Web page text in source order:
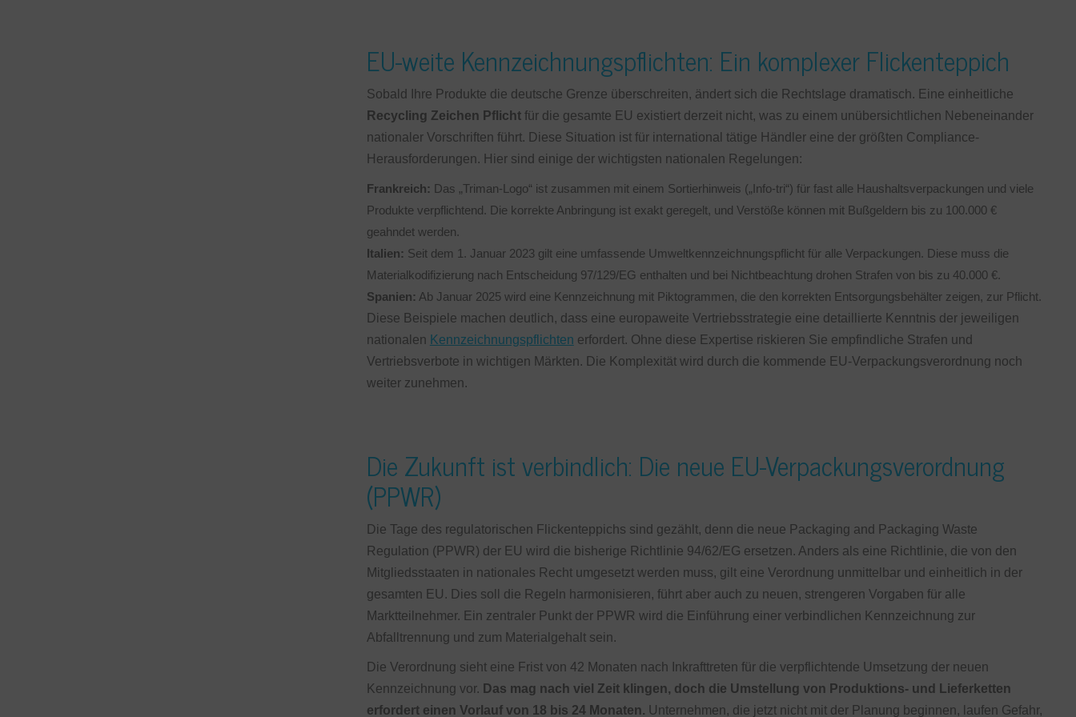
EU-weite Kennzeichnungspflichten: Ein komplexer Flickenteppich
Sobald Ihre Produkte die deutsche Grenze überschreiten, ändert sich die Rechtslage dramatisch. Eine einheitliche
Recycling Zeichen Pflichtfür die gesamte EU existiert derzeit nicht, was zu einem unübersichtlichen Nebeneinander
nationaler Vorschriften führt. Diese Situation ist für international tätige Händler eine der größten Compliance-
Herausforderungen. Hier sind einige der wichtigsten nationalen Regelungen:
Frankreich: Das „Triman-Logo“ ist zusammen mit einem Sortierhinweis („Info-tri“) für fast alle Haushaltsverpackungen und viele
Produkte verpflichtend. Die korrekte Anbringung ist exakt geregelt, und Verstöße können mit Bußgeldern bis zu 100.000 €
geahndet werden.
Italien: Seit dem 1. Januar 2023 gilt eine umfassende Umweltkennzeichnungspflicht für alle Verpackungen. Diese muss die
Materialkodifizierung nach Entscheidung 97/129/EG enthalten und bei Nichtbeachtung drohen Strafen von bis zu 40.000 €.
Spanien: Ab Januar 2025 wird eine Kennzeichnung mit Piktogrammen, die den korrekten Entsorgungsbehälter zeigen, zur Pflicht.
Diese Beispiele machen deutlich, dass eine europaweite Vertriebsstrategie eine detaillierte Kenntnis der jeweiligen
nationalen Kennzeichnungspflichten erfordert. Ohne diese Expertise riskieren Sie empfindliche Strafen und
Vertriebsverbote in wichtigen Märkten. Die Komplexität wird durch die kommende EU-Verpackungsverordnung noch
weiter zunehmen.
Die Zukunft ist verbindlich: Die neue EU-Verpackungsverordnung
(PPWR)
Die Tage des regulatorischen Flickenteppichs sind gezählt, denn die neue Packaging and Packaging Waste
Regulation (PPWR) der EU wird die bisherige Richtlinie 94/62/EG ersetzen. Anders als eine Richtlinie, die von den
Mitgliedsstaaten in nationales Recht umgesetzt werden muss, gilt eine Verordnung unmittelbar und einheitlich in der
gesamten EU. Dies soll die Regeln harmonisieren, führt aber auch zu neuen, strengeren Vorgaben für alle
Marktteilnehmer. Ein zentraler Punkt der PPWR wird die Einführung einer verbindlichen Kennzeichnung zur
Abfalltrennung und zum Materialgehalt sein.
Die Verordnung sieht eine Frist von 42 Monaten nach Inkrafttreten für die verpflichtende Umsetzung der neuen
Kennzeichnung vor. Das mag nach viel Zeit klingen, doch die Umstellung von Produktions- und Lieferketten
erfordert einen Vorlauf von 18 bis 24 Monaten. Unternehmen, die jetzt nicht mit der Planung beginnen, laufen Gefahr,